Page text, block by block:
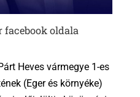
facebook oldala
Heves vármegye 1-es
(Eger és környéke)